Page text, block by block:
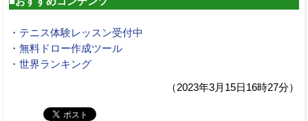
・テニス体験レッスン受付中
・無料ドロー作成ツール
・世界ランキング
（2023年3月15日16時27分）